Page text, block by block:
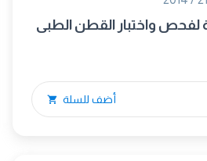
لفحص واختبار القطن الطبى
أضف للسلة